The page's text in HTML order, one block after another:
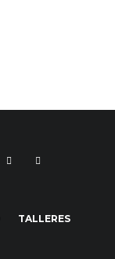
TALLERES